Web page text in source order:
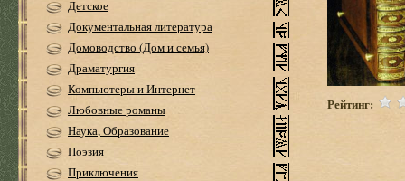
Детское
Документальная литература
Домоводство (Дом и семья)
Драматургия
Компьютеры и Интернет
Любовные романы
Наука, Образование
Поэзия
Приключения
Рейтинг: